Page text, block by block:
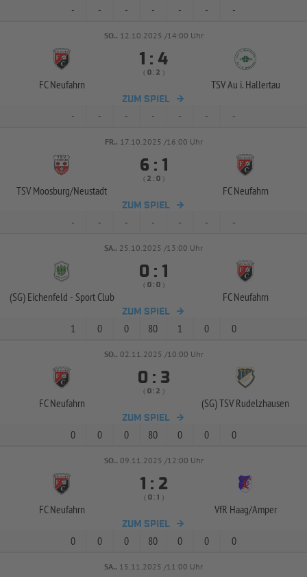
- - - - - - -
SO.. 12.10.2025 /14:00 Uhr
FC Neufahrn
 : 
( :  )
TSV Au i. Hallertau
ZUM SPIEL
- - - - - - -
FR.. 17.10.2025 /16:00 Uhr
TSV Moosburg/Neustadt
 : 
(  :  )
FC Neufahrn
ZUM SPIEL
- - - - - - -
SA.. 25.10.2025 /13:00 Uhr
(SG) Eichenfeld - Sport Club
 : 
( :  )
FC Neufahrn
ZUM SPIEL
1 0 0 80 1 0 0
SO.. 02.11.2025 /10:00 Uhr
FC Neufahrn
 : 
( :  )
(SG) TSV Rudelzhausen
ZUM SPIEL
0 0 0 80 0 0 0
SO.. 09.11.2025 /12:00 Uhr
FC Neufahrn
 : 
( :  )
VfR Haag/Amper
ZUM SPIEL
0 0 0 80 0 0 0
SA.. 15.11.2025 /11:00 Uhr